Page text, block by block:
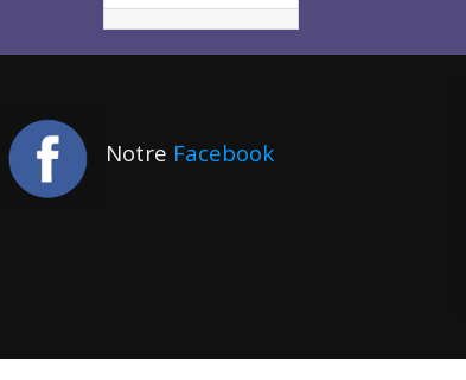
Notre Facebook